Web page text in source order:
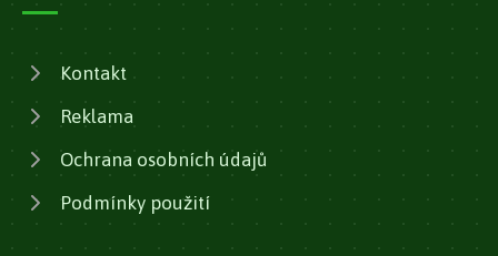
Kontakt
Reklama
Ochrana osobních údajů
Podmínky použití